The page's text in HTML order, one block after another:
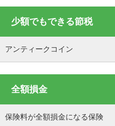
少額でもできる節税
アンティークコイン
全額損金
保険料が全額損金になる保険